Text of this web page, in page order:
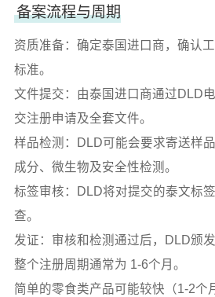
备案流程与周期
资质准备：确定泰国进口商，确认
标准。
文件提交：由泰国进口商通过DLD
交注册申请及全套文件。
样品检测：DLD可能会要求寄送样
成分、微生物及安全性检测。
标签审核：DLD将对提交的泰文标
查。
发证：审核和检测通过后，DLD颁发
整个注册周期通常为 1-6个月。
简单的零食类产品可能较快（1-2个